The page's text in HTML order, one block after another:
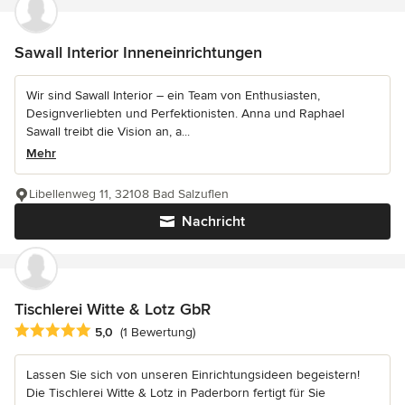
Sawall Interior Inneneinrichtungen
Wir sind Sawall Interior – ein Team von Enthusiasten,
Designverliebten und Perfektionisten. Anna und Raphael
Sawall treibt die Vision an, a...
Mehr
Nachricht
Libellenweg 11, 32108 Bad Salzuflen
Tischlerei Witte & Lotz GbR
Durchschnittliche Bewertung: 5 von 5 Sternen
5,0 (1 Bewertung)
Lassen Sie sich von unseren Einrichtungsideen begeistern!
Die Tischlerei Witte & Lotz in Paderborn fertigt für Sie